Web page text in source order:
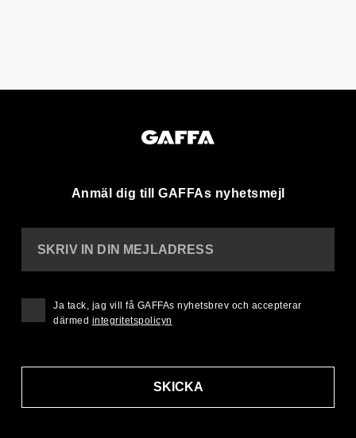
Anmäl dig till GAFFAs nyhetsmejl
SKRIV IN DIN MEJLADRESS
SKICKA
Ja tack, jag vill få GAFFAs nyhetsbrev och accepterar
därmed integritetspolicyn